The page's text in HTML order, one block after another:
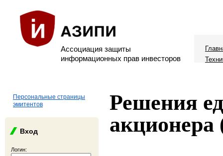
Ассоциация защиты
информационных прав инвесторов
Персональные страницы
эмитентов
Вход
Логин:
Решения
акционера